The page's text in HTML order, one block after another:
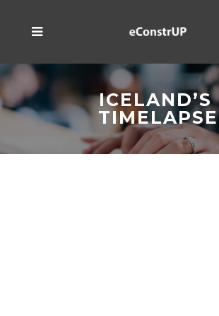
ICELAND’S
TIMELAPSE